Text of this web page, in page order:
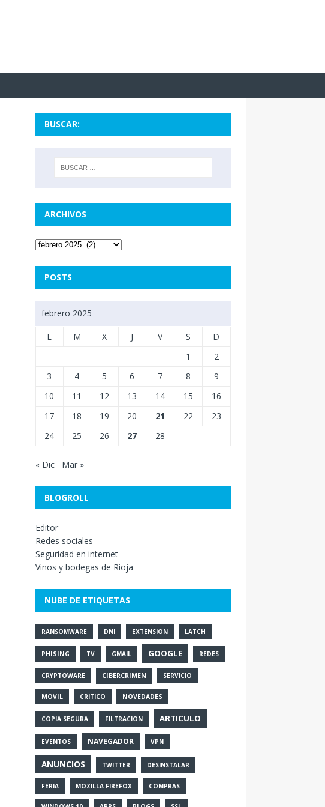
BUSCAR:
ARCHIVOS
POSTS
febrero 2025
L M X J V S
D
1
2
3
4 5 6 7 8
9
10
11 12 13 14 15
16
17
18 19 20 21 22
23
24
25 26 27 28
« Dic Mar »
BLOGROLL
Editor
Redes sociales
Seguridad en internet
Vinos y bodegas de Rioja
NUBE DE ETIQUETAS
RANSOMWARE DNI EXTENSION LATCH
PHISING TV GMAIL GOOGLE REDES
CRYPTOWARE CIBERCRIMEN SERVICIO
MOVIL CRITICO NOVEDADES
COPIA SEGURA FILTRACION ARTICULO
EVENTOS NAVEGADOR VPN
ANUNCIOS TWITTER DESINSTALAR
FERIA MOZILLA FIREFOX COMPRAS